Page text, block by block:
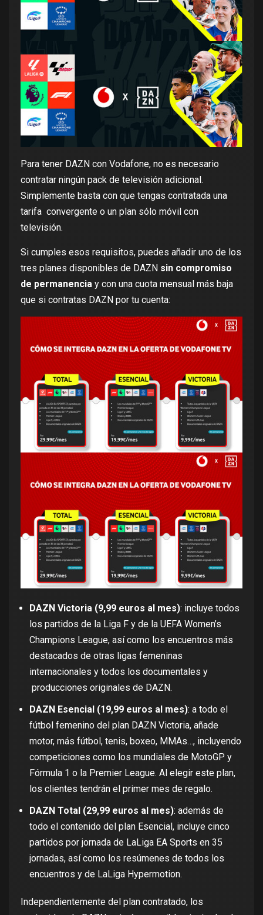
Para tener DAZN con Vodafone, no es necesario
contratar ningún pack de televisión adicional.
Simplemente basta con que tengas contratada una
tarifa convergente o un plan sólo móvil con
televisión.
Si cumples esos requisitos, puedes añadir uno de los
tres planes disponibles de DAZN sin compromiso
de permanencia y con una cuota mensual más baja
que si contratas DAZN por tu cuenta:
DAZN Victoria (9,99 euros al mes): incluye todos
los partidos de la Liga F y de la UEFA Women’s
Champions League, así como los encuentros más
destacados de otras ligas femeninas
internacionales y todos los documentales y
producciones originales de DAZN.
DAZN Esencial (19,99 euros al mes): a todo el
fútbol femenino del plan DAZN Victoria, añade
motor, más fútbol, tenis, boxeo, MMAs…, incluyendo
competiciones como los mundiales de MotoGP y
Fórmula 1 o la Premier League. Al elegir este plan,
los clientes tendrán el primer mes de regalo.
DAZN Total (29,99 euros al mes): además de
todo el contenido del plan Esencial, incluye cinco
partidos por jornada de LaLiga EA Sports en 35
jornadas, así como los resúmenes de todos los
encuentros y de LaLiga Hypermotion.
Independientemente del plan contratado, los